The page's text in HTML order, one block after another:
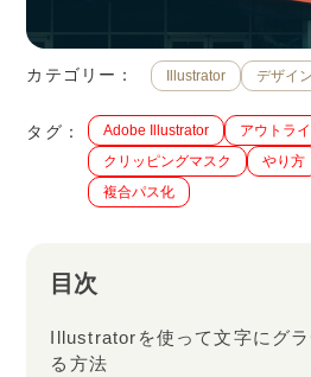
カテゴリー： Illustrator デザイン
タグ： Adobe Illustrator アウトラ
クリッピングマスク
やり方
複合パス化
目次
Illustratorを使って文字にグ
る方法